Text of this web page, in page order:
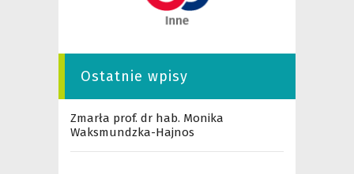
Ostatnie wpisy
Zmarła prof. dr hab. Monika
Waksmundzka-Hajnos